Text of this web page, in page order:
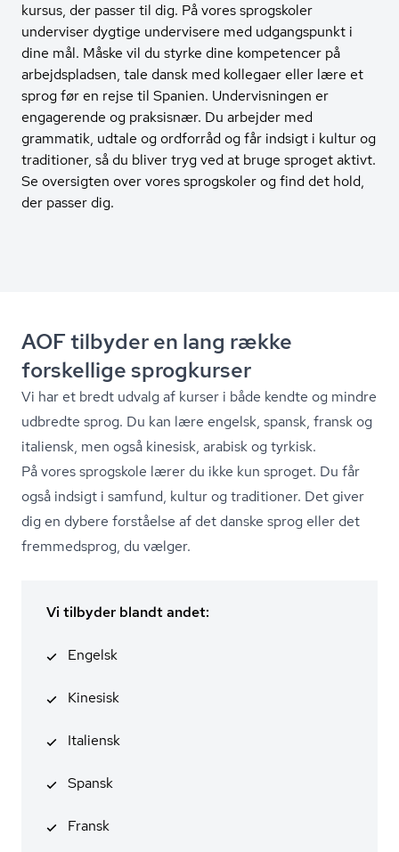
kursus, der passer til dig. På vores sprogskoler
underviser dygtige undervisere med udgangspunkt i
dine mål. Måske vil du styrke dine kompetencer på
arbejdspladsen, tale dansk med kollegaer eller lære et
sprog før en rejse til Spanien. Undervisningen er
engagerende og praksisnær. Du arbejder med
grammatik, udtale og ordforråd og får indsigt i kultur og
traditioner, så du bliver tryg ved at bruge sproget aktivt.
Se oversigten over vores sprogskoler og find det hold,
der passer dig.
AOF tilbyder en lang række
forskellige sprogkurser
Vi har et bredt udvalg af kurser i både kendte og mindre
udbredte sprog. Du kan lære engelsk, spansk, fransk og
italiensk, men også kinesisk, arabisk og tyrkisk.
På vores sprogskole lærer du ikke kun sproget. Du får
også indsigt i samfund, kultur og traditioner. Det giver
dig en dybere forståelse af det danske sprog eller det
fremmedsprog, du vælger.
Vi tilbyder blandt andet:
Engelsk
Kinesisk
Italiensk
Spansk
Fransk